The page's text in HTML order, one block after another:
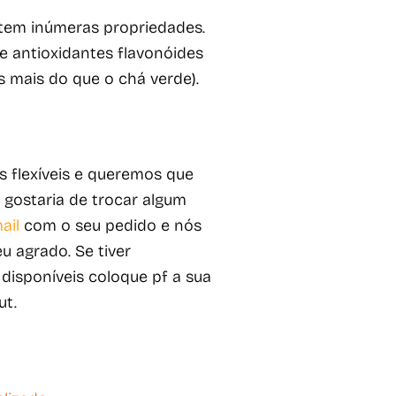
inúmeras propriedades.
antioxidantes flavonóides
mais do que o chá verde).
flexíveis e queremos que
de trocar algum
com o seu pedido e nós
agrado. Se tiver
coloque pf a sua